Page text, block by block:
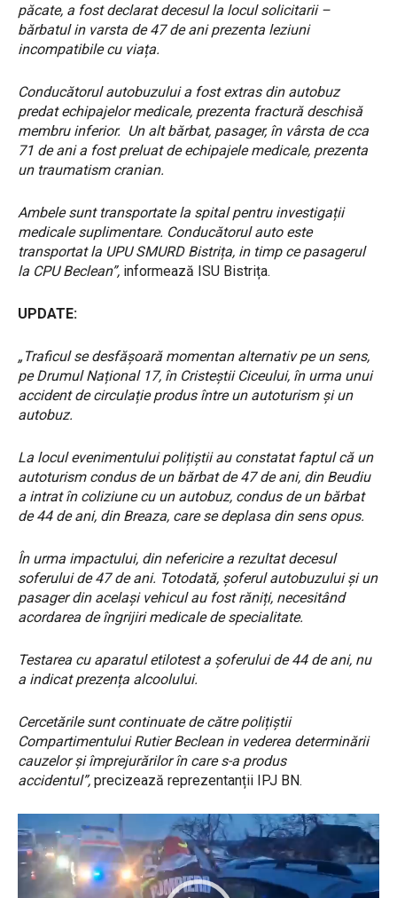
păcate, a fost declarat decesul la locul solicitarii –
bărbatul in varsta de 47 de ani prezenta leziuni
incompatibile cu viața.
Conducătorul autobuzului a fost extras din autobuz
predat echipajelor medicale, prezenta fractură deschisă
membru inferior. Un alt bărbat, pasager, în vârsta de cca
71 de ani a fost preluat de echipajele medicale, prezenta
un traumatism cranian.
Ambele sunt transportate la spital pentru investigații
medicale suplimentare. Conducătorul auto este
transportat la UPU SMURD Bistrița, in timp ce pasagerul
la CPU Beclean”, informează ISU Bistrița.
UPDATE:
„Traficul se desfășoară momentan alternativ pe un sens,
pe Drumul Național 17, în Cristeștii Ciceului, în urma unui
accident de circulație produs între un autoturism și un
autobuz.
La locul evenimentului polițiștii au constatat faptul că un
autoturism condus de un bărbat de 47 de ani, din Beudiu
a intrat în coliziune cu un autobuz, condus de un bărbat
de 44 de ani, din Breaza, care se deplasa din sens opus.
În urma impactului, din nefericire a rezultat decesul
soferului de 47 de ani. Totodată, șoferul autobuzului și un
pasager din același vehicul au fost răniți, necesitând
acordarea de îngrijiri medicale de specialitate.
Testarea cu aparatul etilotest a șoferului de 44 de ani, nu
a indicat prezența alcoolului.
Cercetările sunt continuate de către polițiștii
Compartimentului Rutier Beclean in vederea determinării
cauzelor și împrejurărilor în care s-a produs
accidentul”, precizează reprezentanții IPJ BN.
l
a
y